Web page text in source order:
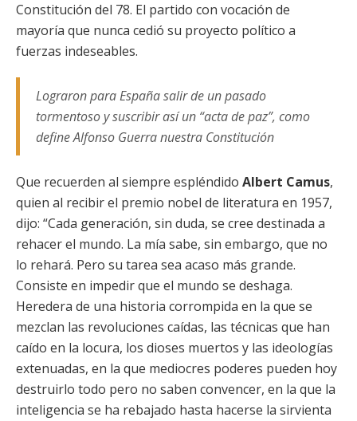
Constitución del 78. El partido con vocación de
mayoría que nunca cedió su proyecto político a
fuerzas indeseables.
Lograron para España salir de un pasado
tormentoso y suscribir así un “acta de paz”, como
define Alfonso Guerra nuestra Constitución
Que recuerden al siempre espléndido Albert Camus,
quien al recibir el premio nobel de literatura en 1957,
dijo: “Cada generación, sin duda, se cree destinada a
rehacer el mundo. La mía sabe, sin embargo, que no
lo rehará. Pero su tarea sea acaso más grande.
Consiste en impedir que el mundo se deshaga.
Heredera de una historia corrompida en la que se
mezclan las revoluciones caídas, las técnicas que han
caído en la locura, los dioses muertos y las ideologías
extenuadas, en la que mediocres poderes pueden hoy
destruirlo todo pero no saben convencer, en la que la
inteligencia se ha rebajado hasta hacerse la sirvienta